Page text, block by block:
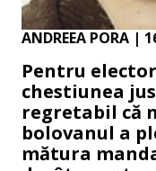
ANDREEA PORA |
Pentru
chestiunea
regretabil că
bolovanul a
mătura